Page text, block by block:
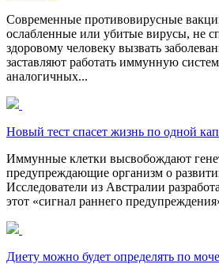
Современные противовирусные
ослабленные или убитые вирусы, не
здоровому человеку вызвать
заставляют работать иммунную
аналогичных...
Новый тест спасет жизнь по одной
Иммунные клетки высвобождают
предупреждающие организм о
Исследователи из Австралии
этот «сигнал раннего
Диету можно будет определять по моче